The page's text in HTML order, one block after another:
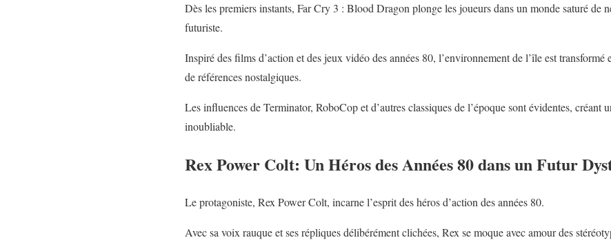
Dès les premiers instants, Far Cry 3 : Blood Dragon plonge les joueurs dans un monde saturé de
futuriste.
Inspiré des films d’action et des jeux vidéo des années 80, l’environnement de l’île est
de références nostalgiques.
Les influences de Terminator, RoboCop et d’autres classiques de l’époque sont évidentes, créant
inoubliable.
Rex Power Colt: Un Héros des Années 80 dans un Futur
Le protagoniste, Rex Power Colt, incarne l’esprit des héros d’action des années 80.
Avec sa voix rauque et ses répliques délibérément clichées, Rex se moque avec amour des